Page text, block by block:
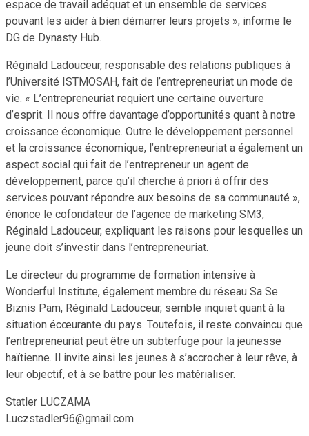
espace de travail adéquat et un ensemble de services
pouvant les aider à bien démarrer leurs projets », informe le
DG de Dynasty Hub.
Réginald Ladouceur, responsable des relations publiques à
l’Université ISTMOSAH, fait de l’entrepreneuriat un mode de
vie. « L’entrepreneuriat requiert une certaine ouverture
d’esprit. Il nous offre davantage d’opportunités quant à notre
croissance économique. Outre le développement personnel
et la croissance économique, l’entrepreneuriat a également un
aspect social qui fait de l’entrepreneur un agent de
développement, parce qu’il cherche à priori à offrir des
services pouvant répondre aux besoins de sa communauté »,
énonce le cofondateur de l’agence de marketing SM3,
Réginald Ladouceur, expliquant les raisons pour lesquelles un
jeune doit s’investir dans l’entrepreneuriat.
Le directeur du programme de formation intensive à
Wonderful Institute, également membre du réseau Sa Se
Biznis Pam, Réginald Ladouceur, semble inquiet quant à la
situation écœurante du pays. Toutefois, il reste convaincu que
l’entrepreneuriat peut être un subterfuge pour la jeunesse
haïtienne. Il invite ainsi les jeunes à s’accrocher à leur rêve, à
leur objectif, et à se battre pour les matérialiser.
Statler LUCZAMA
Luczstadler96@gmail.com